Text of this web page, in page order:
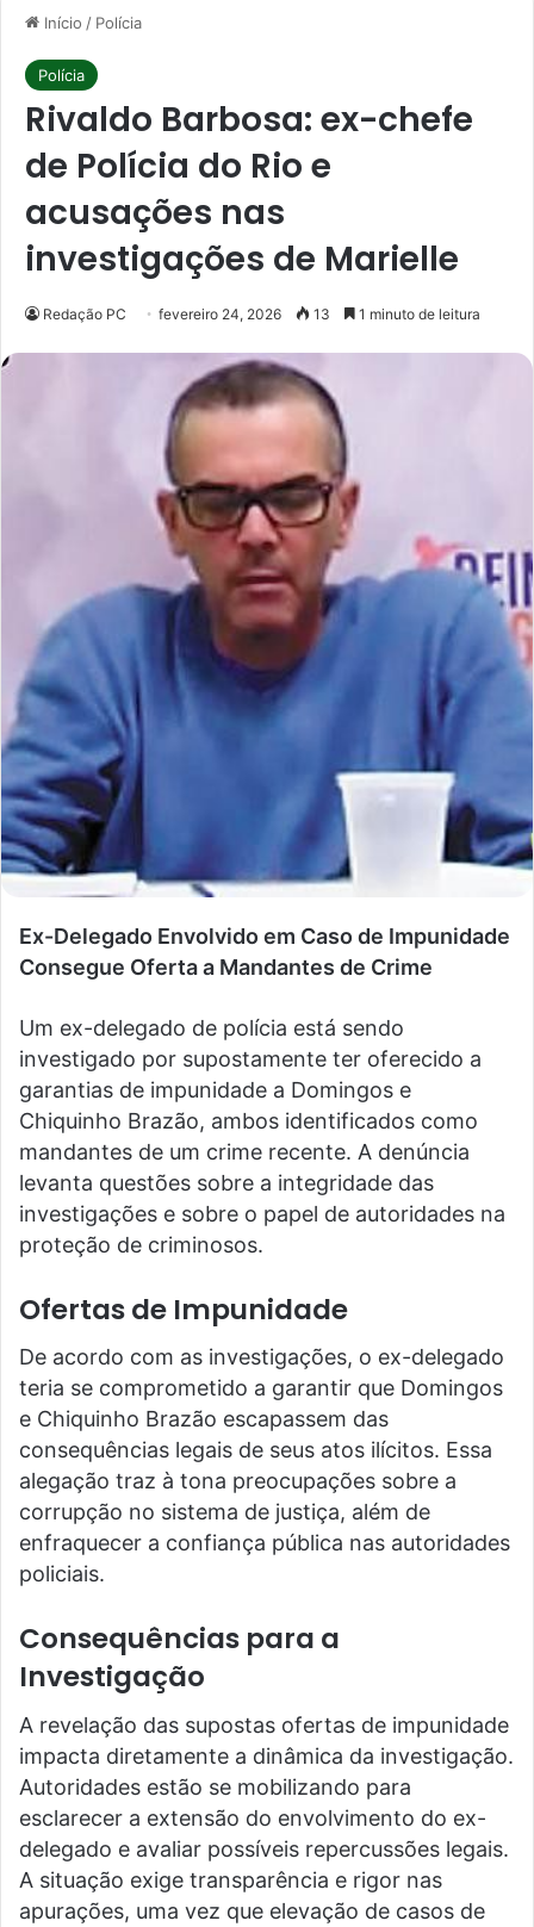
Início / Polícia
Polícia
Rivaldo Barbosa: ex-chefe
de Polícia do Rio e
acusações nas
investigações de Marielle
Redação PC fevereiro 24, 2026 13 1 minuto de leitura
Ex-Delegado Envolvido em Caso de Impunidade
Consegue Oferta a Mandantes de Crime
Um ex-delegado de polícia está sendo
investigado por supostamente ter oferecido a
garantias de impunidade a Domingos e
Chiquinho Brazão, ambos identificados como
mandantes de um crime recente. A denúncia
levanta questões sobre a integridade das
investigações e sobre o papel de autoridades na
proteção de criminosos.
Ofertas de Impunidade
De acordo com as investigações, o ex-delegado
teria se comprometido a garantir que Domingos
e Chiquinho Brazão escapassem das
consequências legais de seus atos ilícitos. Essa
alegação traz à tona preocupações sobre a
corrupção no sistema de justiça, além de
enfraquecer a confiança pública nas autoridades
policiais.
Consequências para a
Investigação
A revelação das supostas ofertas de impunidade
impacta diretamente a dinâmica da investigação.
Autoridades estão se mobilizando para
esclarecer a extensão do envolvimento do ex-
delegado e avaliar possíveis repercussões legais.
A situação exige transparência e rigor nas
apurações, uma vez que elevação de casos de